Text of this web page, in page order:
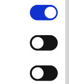
-20%